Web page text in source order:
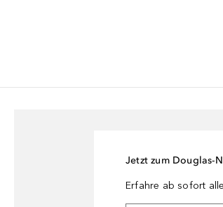
Jetzt zum Douglas-
Erfahre ab sofort